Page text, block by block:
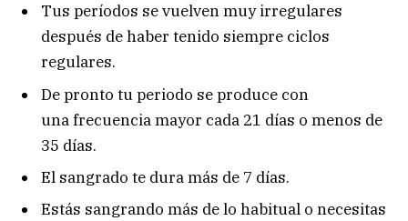
Tus períodos se vuelven muy irregulares
después de haber tenido siempre ciclos
regulares.
De pronto tu periodo se produce con
una frecuencia mayor cada 21 días o menos de
35 días.
El sangrado te dura más de 7 días.
Estás sangrando más de lo habitual o necesitas